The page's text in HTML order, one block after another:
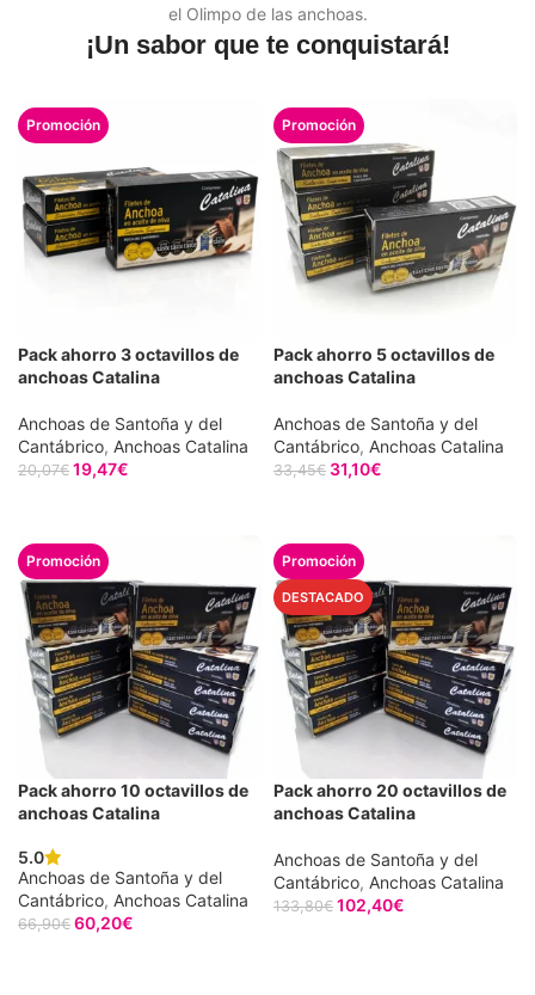
el Olimpo de las anchoas.
¡Un sabor que te conquistará!
Pack ahorro 3 octavillos de
anchoas Catalina
Anchoas de Santoña y del
Cantábrico, Anchoas Catalina
20,07€ 19,47€
Pack ahorro 5 octavillos de
anchoas Catalina
Anchoas de Santoña y del
Cantábrico, Anchoas Catalina
33,45€ 31,10€
Pack ahorro 10 octavillos de
anchoas Catalina
5.0
Anchoas de Santoña y del
Cantábrico, Anchoas Catalina
66,90€ 60,20€
DESTACADO
Pack ahorro 20 octavillos de
anchoas Catalina
Anchoas de Santoña y del
Cantábrico, Anchoas Catalina
133,80€ 102,40€